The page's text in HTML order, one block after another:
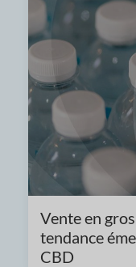
Vente en
tendance
CBD